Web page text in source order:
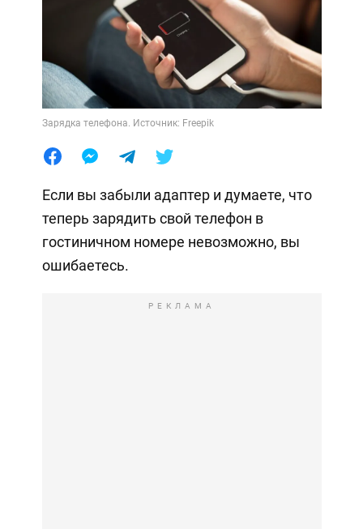
Зарядка телефона. Источник: Freepik
Если вы забыли адаптер и думаете, что
теперь зарядить свой телефон в
гостиничном номере невозможно, вы
ошибаетесь.
РЕКЛАМА